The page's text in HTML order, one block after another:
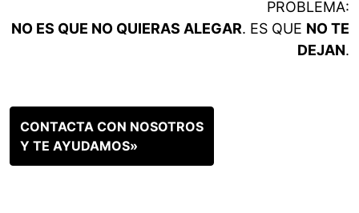
PROBLEMA:
NO ES QUE NO QUIERAS ALEGAR. ES QUE NO TE
DEJAN.
CONTACTA CON NOSOTROS
Y TE AYUDAMOS»